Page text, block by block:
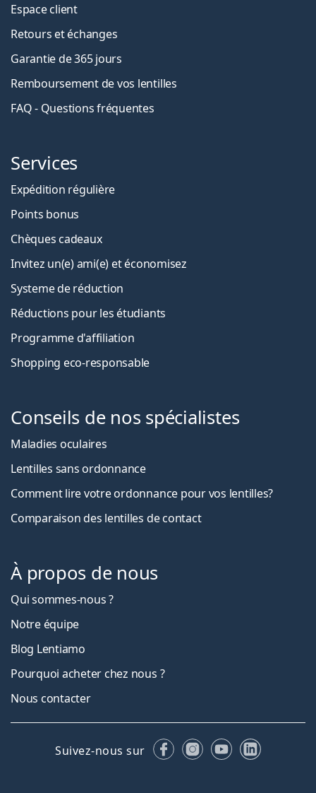
Espace client
Retours et échanges
Garantie de 365 jours
Remboursement de vos lentilles
FAQ - Questions fréquentes
Services
Expédition régulière
Points bonus
Chèques cadeaux
Invitez un(e) ami(e) et économisez
Systeme de réduction
Réductions pour les étudiants
Programme d'affiliation
Shopping eco-responsable
Conseils de nos spécialistes
Maladies oculaires
Lentilles sans ordonnance
Comment lire votre ordonnance pour vos lentilles?
Comparaison des lentilles de contact
À propos de nous
Qui sommes-nous ?
Notre équipe
Blog Lentiamo
Pourquoi acheter chez nous ?
Nous contacter
Suivez-nous sur FacebookInstagram
YouTubeLinkedIn